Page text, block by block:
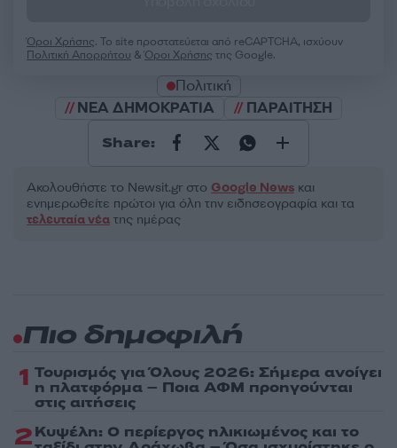
Όροι Χρήσης. Το site προστατεύεται από reCAPTCHA, ισχύουν
Πολιτική Απορρήτου &Όροι Χρήσης της Google.
Πολιτική
ΝΕΑ ΔΗΜΟΚΡΑΤΙΑ
ΠΑΡΑΙΤΗΣΗ
Share:
Ακολουθήστε το Νewsit.gr στο Google News και
ενημερωθείτε πρώτοι για όλη την ειδησεογραφία και τα
τελευταία νέα της ημέρας
Πιο δημοφιλή
1 Τουρισμός για Όλους 2026: Σήμερα ανοίγει
η πλατφόρμα – Ποια ΑΦΜ προηγούνται
στις αιτήσεις
2Κυψέλη: Ο περίεργος ηλικιωμένος και το